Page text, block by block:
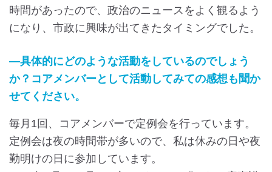
時間があったので、政治のニュースをよく観るよう
になり、市政に興味が出てきたタイミングでした。
―具体的にどのような活動をしているのでしょう
か？コアメンバーとして活動してみての感想も聞か
せてください。
毎月1回、コアメンバーで定例会を行っています。
定例会は夜の時間帯が多いので、私は休みの日や夜
勤明けの日に参加しています。